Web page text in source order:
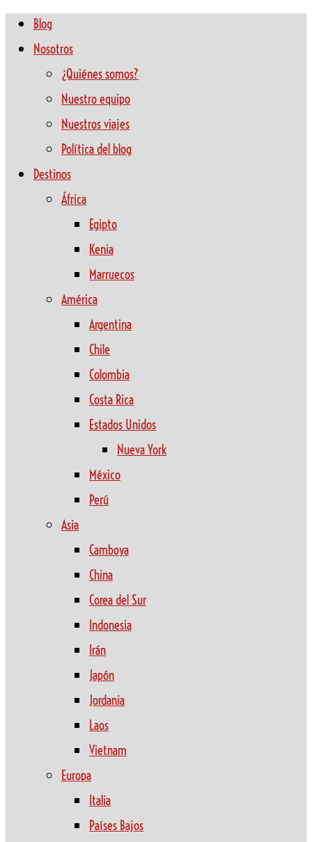
Blog
Nosotros
¿Quiénes somos?
Nuestro equipo
Nuestros viajes
Política del blog
Destinos
África
Egipto
Kenia
Marruecos
América
Argentina
Chile
Colombia
Costa Rica
Estados Unidos
Nueva York
México
Perú
Asia
Camboya
China
Corea del Sur
Indonesia
Irán
Japón
Jordania
Laos
Vietnam
Europa
Italia
Países Bajos